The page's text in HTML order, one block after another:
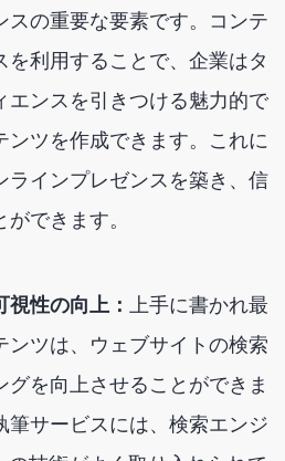
スの重要な要素です。コンテ
を利用することで、企業はタ
エンスを引きつける魅力的で
ンツを作成できます。これに
ラインプレゼンスを築き、信
できます。
性の向上： 上手に書かれ最
ンツは、ウェブサイトの検索
グを向上させることができま
筆サービスには、検索エンジ